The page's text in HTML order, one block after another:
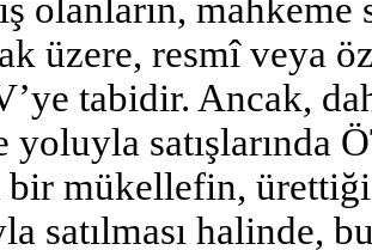
olanların,
üzere, resmî veya
tabidir. Ancak,
yoluyla satışlarında
bir mükellefin,
satılması halinde,